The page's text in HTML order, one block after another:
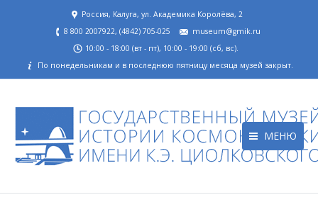
Россия, Калуга, ул. Академика Королёва, 2
8 800 2007922, (4842) 705-025
museum@gmik.ru
10:00 - 18:00 (вт - пт), 10:00 - 19:00 (сб, вс).
По понедельникам и в последнюю пятницу месяца музей закрыт.
МЕНЮ